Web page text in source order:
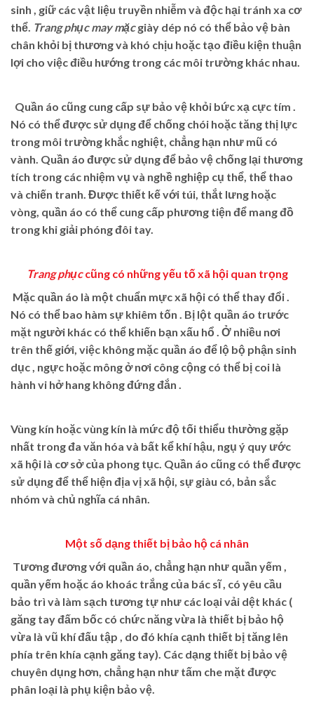
sinh , giữ các vật liệu truyền nhiễm và độc hại tránh xa cơ
thể. Trang phục may mặcgiày dép nó có thể bảo vệ bàn
chân khỏi bị thương và khó chịu hoặc tạo điều kiện thuận
lợi cho việc điều hướng trong các môi trường khác nhau.
Quần áo cũng cung cấp sự bảo vệ khỏi bức xạ cực tím .
Nó có thể được sử dụng để chống chói hoặc tăng thị lực
trong môi trường khắc nghiệt, chẳng hạn như mũ có
vành. Quần áo được sử dụng để bảo vệ chống lại thương
tích trong các nhiệm vụ và nghề nghiệp cụ thể, thể thao
và chiến tranh. Được thiết kế với túi, thắt lưng hoặc
vòng, quần áo có thể cung cấp phương tiện để mang đồ
trong khi giải phóng đôi tay.
Trang phụccũng có những yếu tố xã hội quan trọng
Mặc quần áo là một chuẩn mực xã hội có thể thay đổi .
Nó có thể bao hàm sự khiêm tốn . Bị lột quần áo trước
mặt người khác có thể khiến bạn xấu hổ . Ở nhiều nơi
trên thế giới, việc không mặc quần áo để lộ bộ phận sinh
dục , ngực hoặc mông ở nơi công cộng có thể bị coi là
hành vi hở hang không đứng đắn .
Vùng kín hoặc vùng kín là mức độ tối thiểu thường gặp
nhất trong đa văn hóa và bất kể khí hậu, ngụ ý quy ước
xã hội là cơ sở của phong tục. Quần áo cũng có thể được
sử dụng để thể hiện địa vị xã hội, sự giàu có, bản sắc
nhóm và chủ nghĩa cá nhân.
Một số dạng thiết bị bảo hộ cá nhân
Tương đương với quần áo, chẳng hạn như quần yếm ,
quần yếm hoặc áo khoác trắng của bác sĩ , có yêu cầu
bảo trì và làm sạch tương tự như các loại vải dệt khác (
găng tay đấm bốc có chức năng vừa là thiết bị bảo hộ
vừa là vũ khí đấu tập , do đó khía cạnh thiết bị tăng lên
phía trên khía cạnh găng tay). Các dạng thiết bị bảo vệ
chuyên dụng hơn, chẳng hạn như tấm che mặt được
phân loại là phụ kiện bảo vệ.